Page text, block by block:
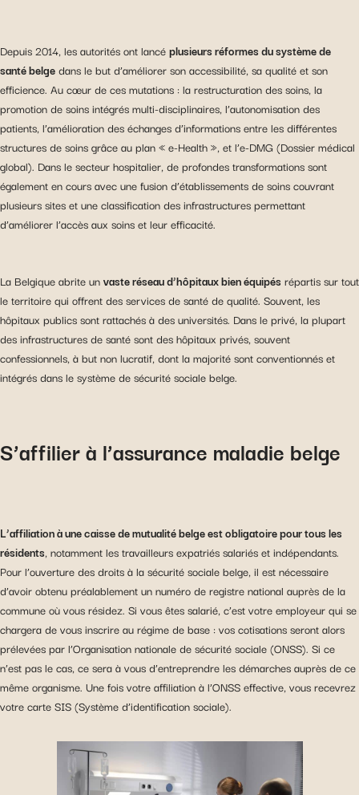
Depuis 2014, les autorités ont lancéplusieurs réformes du système de
santé belgedans le but d’améliorer son accessibilité, sa qualité et son
efficience. Au cœur de ces mutations : la restructuration des soins, la
promotion de soins intégrés multi-disciplinaires, l’autonomisation des
patients, l’amélioration des échanges d’informations entre les différentes
structures de soins grâce au plan « e-Health », et l’e-DMG (Dossier médical
global). Dans le secteur hospitalier, de profondes transformations sont
également en cours avec une fusion d’établissements de soins couvrant
plusieurs sites et une classification des infrastructures permettant
d’améliorer l’accès aux soins et leur efficacité.
La Belgique abrite unvaste réseau d’hôpitaux bien équipés répartis sur tout
le territoire qui offrent des services de santé de qualité. Souvent, les
hôpitaux publics sont rattachés à des universités. Dans le privé, la plupart
des infrastructures de santé sont des hôpitaux privés, souvent
confessionnels, à but non lucratif, dont la majorité sont conventionnés et
intégrés dans le système de sécurité sociale belge.
S’affilier à l’assurance maladie belge
L’affiliation à une caisse de mutualité belge est obligatoire pour tous les
résidents, notamment les travailleurs expatriés salariés et indépendants.
Pour l’ouverture des droits à la sécurité sociale belge, il est nécessaire
d’avoir obtenu préalablement un numéro de registre national auprès de la
commune où vous résidez. Si vous êtes salarié, c’est votre employeur qui se
chargera de vous inscrire au régime de base : vos cotisations seront alors
prélevées par l’Organisation nationale de sécurité sociale (ONSS). Si ce
n’est pas le cas, ce sera à vous d’entreprendre les démarches auprès de ce
même organisme. Une fois votre affiliation à l’ONSS effective, vous recevrez
votre carte SIS (Système d’identification sociale).